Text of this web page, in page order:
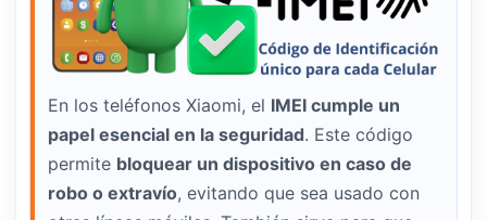
En los teléfonos Xiaomi, el IMEI cumple un
papel esencial en la seguridad. Este código
permite bloquear un dispositivo en caso de
robo o extravío, evitando que sea usado con